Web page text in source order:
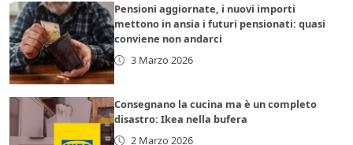
Pensioni aggiornate, i nuovi importi
mettono in ansia i futuri pensionati: quasi
conviene non andarci
3 Marzo 2026
Consegnano la cucina ma è un completo
disastro: Ikea nella bufera
2 Marzo 2026